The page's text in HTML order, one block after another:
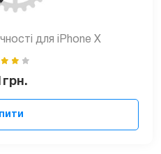
для iPhone X
грн.